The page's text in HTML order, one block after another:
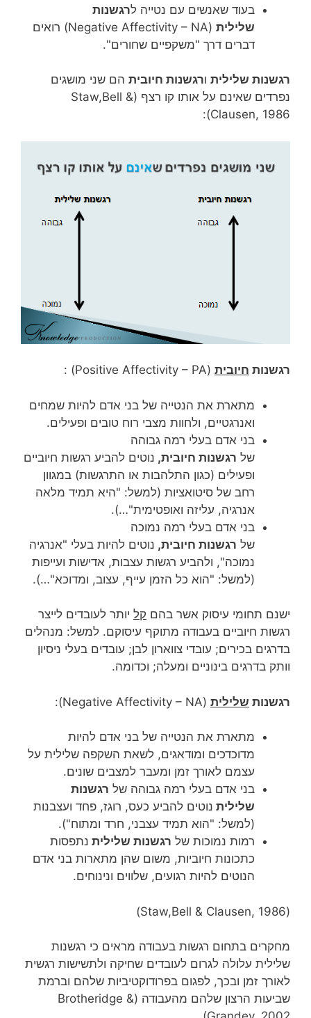
בעוד שאנשים עם נטייה לרגשנות
שלילית
(Negative Affectivity – NA) רואים
דברים דרך "משקפיים שחורים".
רגשנות שלילית ורגשנות חיובית הם שני מושגים
נפרדים שאינם על אותו קו רצף (Staw,Bell &
Clausen, 1986):
רגשנות חיובית (Positive Affectivity – PA) :
מתארת את הנטייה של בני אדם להיות שמחים
ואנרגטיים, ולחוות מצבי רוח טובים ופעילים.
בני אדם בעלי רמה גבוהה
של רגשנות חיובית, נוטים להביע רגשות חיוביים
ופעילים (כגון התלהבות או התרגשות) במגוון
רחב של סיטואציות (למשל: "היא תמיד מלאה
אנרגיה, עליזה ואופטימית"…).
בני אדם בעלי רמה נמוכה
של רגשנות חיובית, נוטים להיות בעלי "אנרגיה
נמוכה", ולהביע רגשות עצבות, אדישות ועייפות
(למשל: "הוא כל הזמן עייף, עצוב, ומדוכא"…).
ישנם תחומי עיסוק אשר בהם קל יותר לעובדים לייצר
רגשות חיוביים בעבודה מתוקף עיסוקם. למשל: מנהלים
בדרגים בכירים; עובדי צווארון לבן; עובדים בעלי ניסיון
וותק בדרגים בינוניים ומעלה; וכדומה.
רגשנות שלילית (Negative Affectivity – NA):
מתארת את הנטייה של בני אדם להיות
מדוכדכים ומודאגים, לשאת השקפה שלילית על
עצמם לאורך זמן ומעבר למצבים שונים.
בני אדם בעלי רמה גבוהה של רגשנות
שלילית נוטים להביע כעס, רוגז, פחד ועצבנות
(למשל: "הוא תמיד עצבני, חרד ומתוח").
רמות נמוכות של רגשנות שלילית נתפסות
כתכונות חיוביות, משום שהן מתארות בני אדם
הנוטים להיות רגועים, שלווים ונינוחים.
(Staw,Bell & Clausen, 1986)
מחקרים בתחום רגשות בעבודה מראים כי רגשנות
שלילית עלולה לגרום לעובדים שחיקה ולתשישות רגשית
לאורך זמן ובכך, לפגום בפרודוקטיביות שלהם וברמת
שביעות הרצון שלהם מהעבודה (Brotheridge &